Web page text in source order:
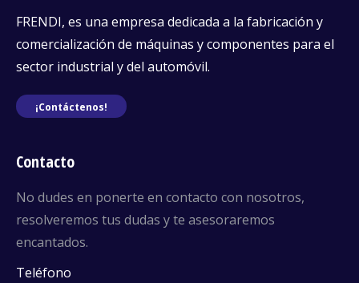
FRENDI, es una empresa dedicada a la fabricación y
comercialización de máquinas y componentes para el
sector industrial y del automóvil.
¡Contáctenos!
Contacto
No dudes en ponerte en contacto con nosotros,
resolveremos tus dudas y te asesoraremos
encantados.
Teléfono